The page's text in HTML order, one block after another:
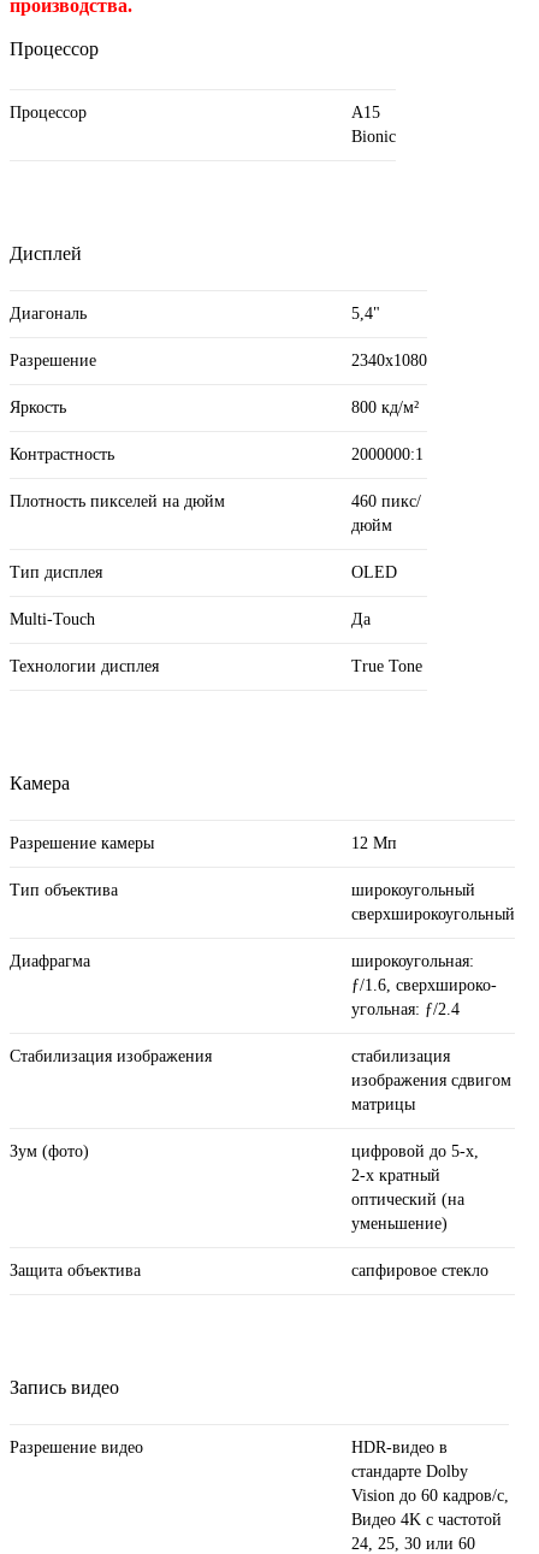
производства.
Процессор
Процессор
A15
Bionic
Дисплей
Диагональ 5,4"
Разрешение 2340x1080
Яркость 800 кд/м²
Контрастность 2000000:1
Плотность пикселей на дюйм
460 пикс/
дюйм
Тип дисплея OLED
Multi-Touch Да
Технологии дисплея True Tone
Камера
Разрешение камеры 12 Мп
Тип объектива
широкоугольный
сверхширокоугольный
Диафрагма
широкоугольная:
ƒ/1.6, сверхшироко­
угольная: ƒ/2.4
Стабилизация изображения
стабилизация
изображения сдвигом
матрицы
Зум (фото)
цифровой до 5-х,
2-х кратный
оптический (на
уменьшение)
Защита объектива сапфировое стекло
Запись видео
Разрешение видео
HDR‑видео в
стандарте Dolby
Vision до 60 кадров/ с,
Видео 4K с частотой
24, 25, 30 или 60